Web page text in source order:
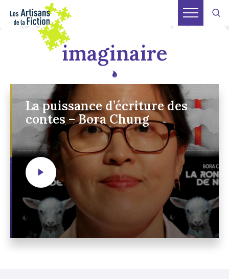
imaginaire
La puissance d’écriture des
contes – Bora Chung